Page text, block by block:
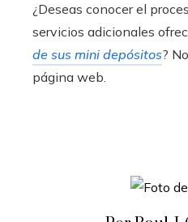
¿Deseas conocer el
servicios adicionales
de sus mini depósitos?
página web.